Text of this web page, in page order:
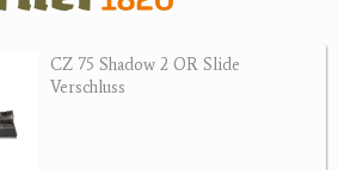
CZ 75 Shadow 2 OR Slide
Verschluss